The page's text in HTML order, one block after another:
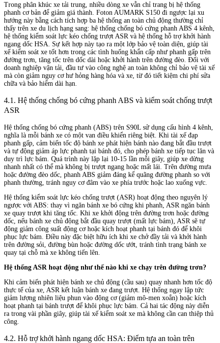
Trong phân khúc xe tải trung, nhiều dòng xe vẫn chỉ trang bị hệ thống
phanh cơ bản để giảm giá thành. Foton AUMARK S150 đi ngược lại xu
hướng này bằng cách tích hợp ba hệ thống an toàn chủ động thường chỉ
thấy trên xe du lịch hạng sang: hệ thống chống bó cứng phanh ABS 4 kênh,
hệ thống kiểm soát lực kéo chống trượt ASR và hệ thống hỗ trợ khởi hành
ngang dốc HSA. Sự kết hợp này tạo ra một lớp bảo vệ toàn diện, giúp tài
xế kiểm soát xe tốt hơn trong các tình huống khẩn cấp như phanh gấp trên
đường trơn, tăng tốc trên dốc dài hoặc khởi hành trên đường đèo. Đối với
doanh nghiệp vận tải, đầu tư vào công nghệ an toàn không chỉ bảo vệ tài xế
mà còn giảm nguy cơ hư hỏng hàng hóa và xe, từ đó tiết kiệm chi phí sửa
chữa và bảo hiểm dài hạn.
4.1. Hệ thống chống bó cứng phanh ABS và kiểm soát chống trượt
ASR
Hệ thống chống bó cứng phanh (ABS) trên S90L sử dụng cấu hình 4 kênh,
nghĩa là mỗi bánh xe có một van điều khiển riêng biệt. Khi tài xế đạp
phanh gấp, cảm biến tốc độ bánh xe phát hiện bánh nào đang bắt đầu trượt
và tự động giảm áp lực phanh tại bánh đó, cho phép bánh xe tiếp tục lăn và
duy trì lực bám. Quá trình này lặp lại 10-15 lần mỗi giây, giúp xe dừng
nhanh nhất có thể mà không bị trượt ngang hoặc mất lái. Trên đường mưa
hoặc đường đèo dốc, phanh ABS giảm đáng kể quãng đường phanh so với
phanh thường, tránh nguy cơ đâm vào xe phía trước hoặc lao xuống vực.
Hệ thống kiểm soát lực kéo chống trượt (ASR) hoạt động theo nguyên lý
ngược với ABS: thay vì ngăn bánh xe bó cứng khi phanh, ASR ngăn bánh
xe quay trượt khi tăng tốc. Khi xe khởi động trên đường trơn hoặc đường
dốc, nếu bánh xe chủ động bắt đầu quay trượt (mất lực bám), ASR sẽ tự
động giảm công suất động cơ hoặc kích hoạt phanh tại bánh đó để khôi
phục lực bám. Điều này đặc biệt hữu ích khi xe chở đầy tải và khởi hành
trên đường sỏi, đường bùn hoặc đường dốc ướt, tránh tình trạng bánh xe
quay tại chỗ mà xe không tiến lên.
Hệ thống ASR hoạt động như thế nào khi xe chạy trên đường trơn?
Khi cảm biến phát hiện bánh xe chủ động (cầu sau) quay nhanh hơn tốc độ
thực tế của xe, ASR kết luận bánh xe đang trượt. Hệ thống ngay lập tức
giảm lượng nhiên liệu phun vào động cơ (giảm mô-men xoắn) hoặc kích
hoạt phanh tại bánh trượt để khôi phục lực bám. Cả hai tác động này diễn
ra trong vài phần giây, giúp tài xế kiểm soát xe mà không cần can thiệp thủ
công.
4.2. Hỗ trợ khởi hành ngang dốc HSA: Điểm tựa an toàn trên